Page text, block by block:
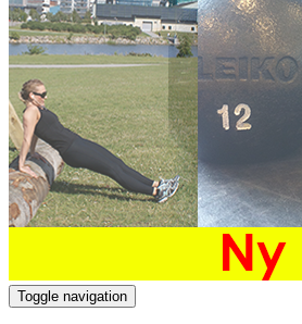
Toggle navigation